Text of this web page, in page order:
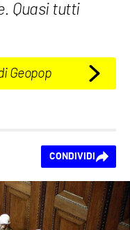
Quasi tutti
Geopop
CONDIVIDI